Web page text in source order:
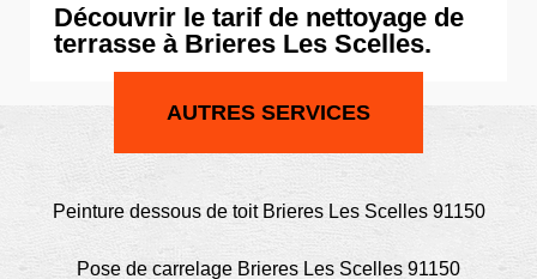
Découvrir le tarif de nettoyage de
terrasse à Brieres Les Scelles.
AUTRES SERVICES
Peinture dessous de toit Brieres Les Scelles 91150
Pose de carrelage Brieres Les Scelles 91150